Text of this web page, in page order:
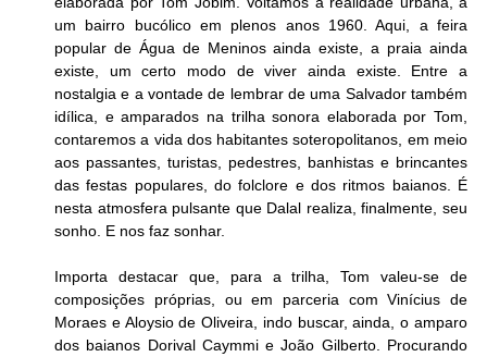
um bairro bucólico em plenos anos 1960. Aqui, a feira
popular de Água de Meninos ainda existe, a praia ainda
existe, um certo modo de viver ainda existe. Entre a
nostalgia e a vontade de lembrar de uma Salvador também
idílica, e amparados na trilha sonora elaborada por Tom,
contaremos a vida dos habitantes soteropolitanos, em meio
aos passantes, turistas, pedestres, banhistas e brincantes
das festas populares, do folclore e dos ritmos baianos. É
nesta atmosfera pulsante que Dalal realiza, finalmente, seu
sonho. E nos faz sonhar.
Importa destacar que, para a trilha, Tom valeu-se de
composições próprias, ou em parceria com Vinícius de
Moraes e Aloysio de Oliveira, indo buscar, ainda, o amparo
dos baianos Dorival Caymmi e João Gilberto. Procurando